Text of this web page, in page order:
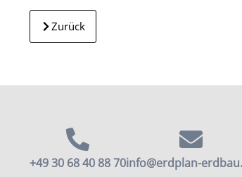
Zurück
+49 30 68 40 88 70info@erdplan-